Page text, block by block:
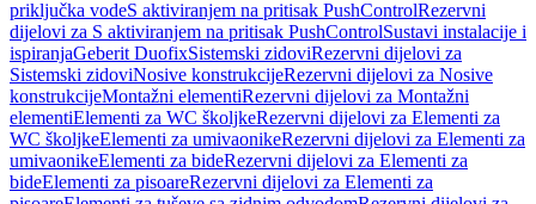
priključka vodeS aktiviranjem na pritisak PushControlRezervni
dijelovi za S aktiviranjem na pritisak PushControlSustavi instalacije i
ispiranjaGeberit DuofixSistemski zidoviRezervni dijelovi za
Sistemski zidoviNosive konstrukcijeRezervni dijelovi za Nosive
konstrukcijeMontažni elementiRezervni dijelovi za Montažni
elementiElementi za WC školjkeRezervni dijelovi za Elementi za
WC školjkeElementi za umivaonikeRezervni dijelovi za Elementi za
umivaonikeElementi za bideRezervni dijelovi za Elementi za
bideElementi za pisoareRezervni dijelovi za Elementi za